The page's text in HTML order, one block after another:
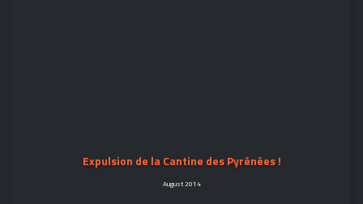
Expulsion de la Cantine des Pyrénées !
August 2014